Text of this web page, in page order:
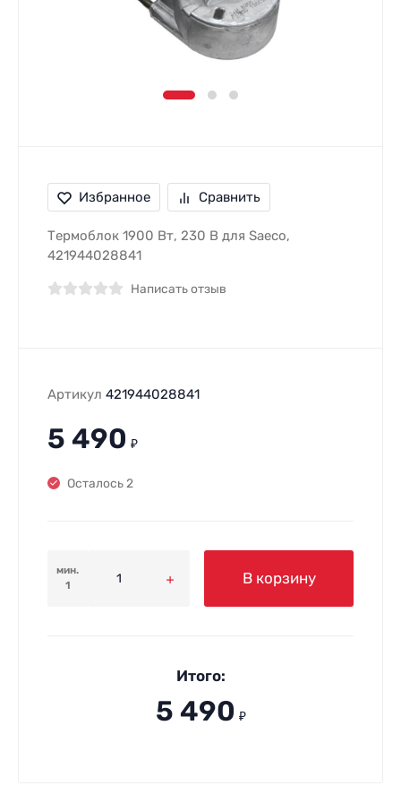
Избранное Сравнить
Термоблок 1900 Вт, 230 В для Saeco,
421944028841
Написать отзыв
Артикул 421944028841
5 490 ₽
Осталось 2
мин.
1
В корзину
Итого:
5 490 ₽